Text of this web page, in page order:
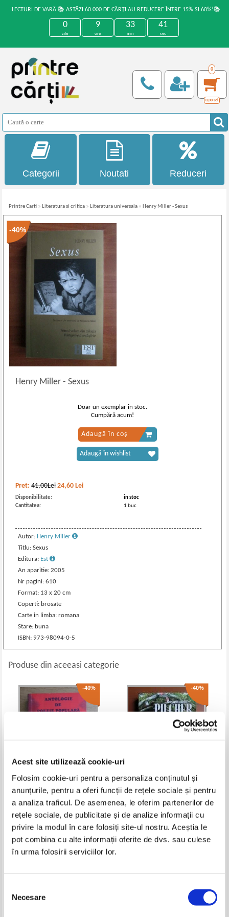
Acest site utilizează cookie-uri
Folosim cookie-uri pentru a personaliza conținutul și
anunțurile, pentru a oferi funcții de rețele sociale și pentru
a analiza traficul. De asemenea, le oferim partenerilor de
rețele sociale, de publicitate și de analize informații cu
privire la modul în care folosiți site-ul nostru. Aceștia le
pot combina cu alte informații oferite de dvs. sau culese
în urma folosirii serviciilor lor.
consimțământului
Necesare
LECTURI DE VARĂ 📚 ASTĂZI 60.000 DE CĂRȚI AU REDUCERE ÎNTRE 15% ȘI 60%!📚
0
zile
9
ore
33
min
41
sec
0
0,00 Lei
Categorii Noutati Reduceri
Printre Carti » Literatura si critica » Literatura universala » Henry Miller - Sexus
-40%
Henry Miller- Sexus
Pret:41,00Lei 24,60 Lei
Disponibilitate:
in stoc
Cantitatea:
1 buc
Autor: Henry Miller
Titlu: Sexus
Editura: Est
An aparitie: 2005
Nr pagini: 610
Format: 13 x 20 cm
Coperti: brosate
Carte in limba: romana
Stare: buna
ISBN: 973-98094-0-5
Doar un exemplar în stoc.
Cumpără acum!
Adaugă în coș
Adaugă în wishlist
Produse din aceeasi categorie
-40%
aromana
Pret:32,00Lei 19,20 Lei
Adaugă în coș
-40%
ploaie
Pret:45,00Lei 27,00 Lei
Adaugă în coș